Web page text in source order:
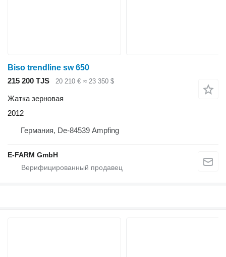
Biso trendline sw 650
215 200 TJS
20 210 € ≈ 23 350 $
Жатка зерновая
2012
Германия, De-84539 Ampfing
E-FARM GmbH